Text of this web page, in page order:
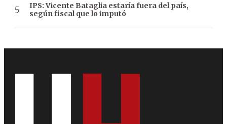
IPS: Vicente Bataglia estaría fuera del país,
según fiscal que lo imputó